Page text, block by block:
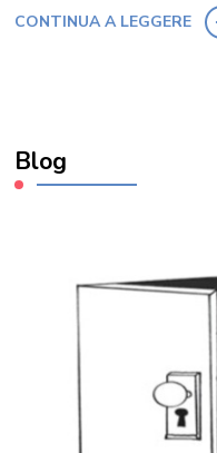
CONTINUA A LEGGERE
Blog